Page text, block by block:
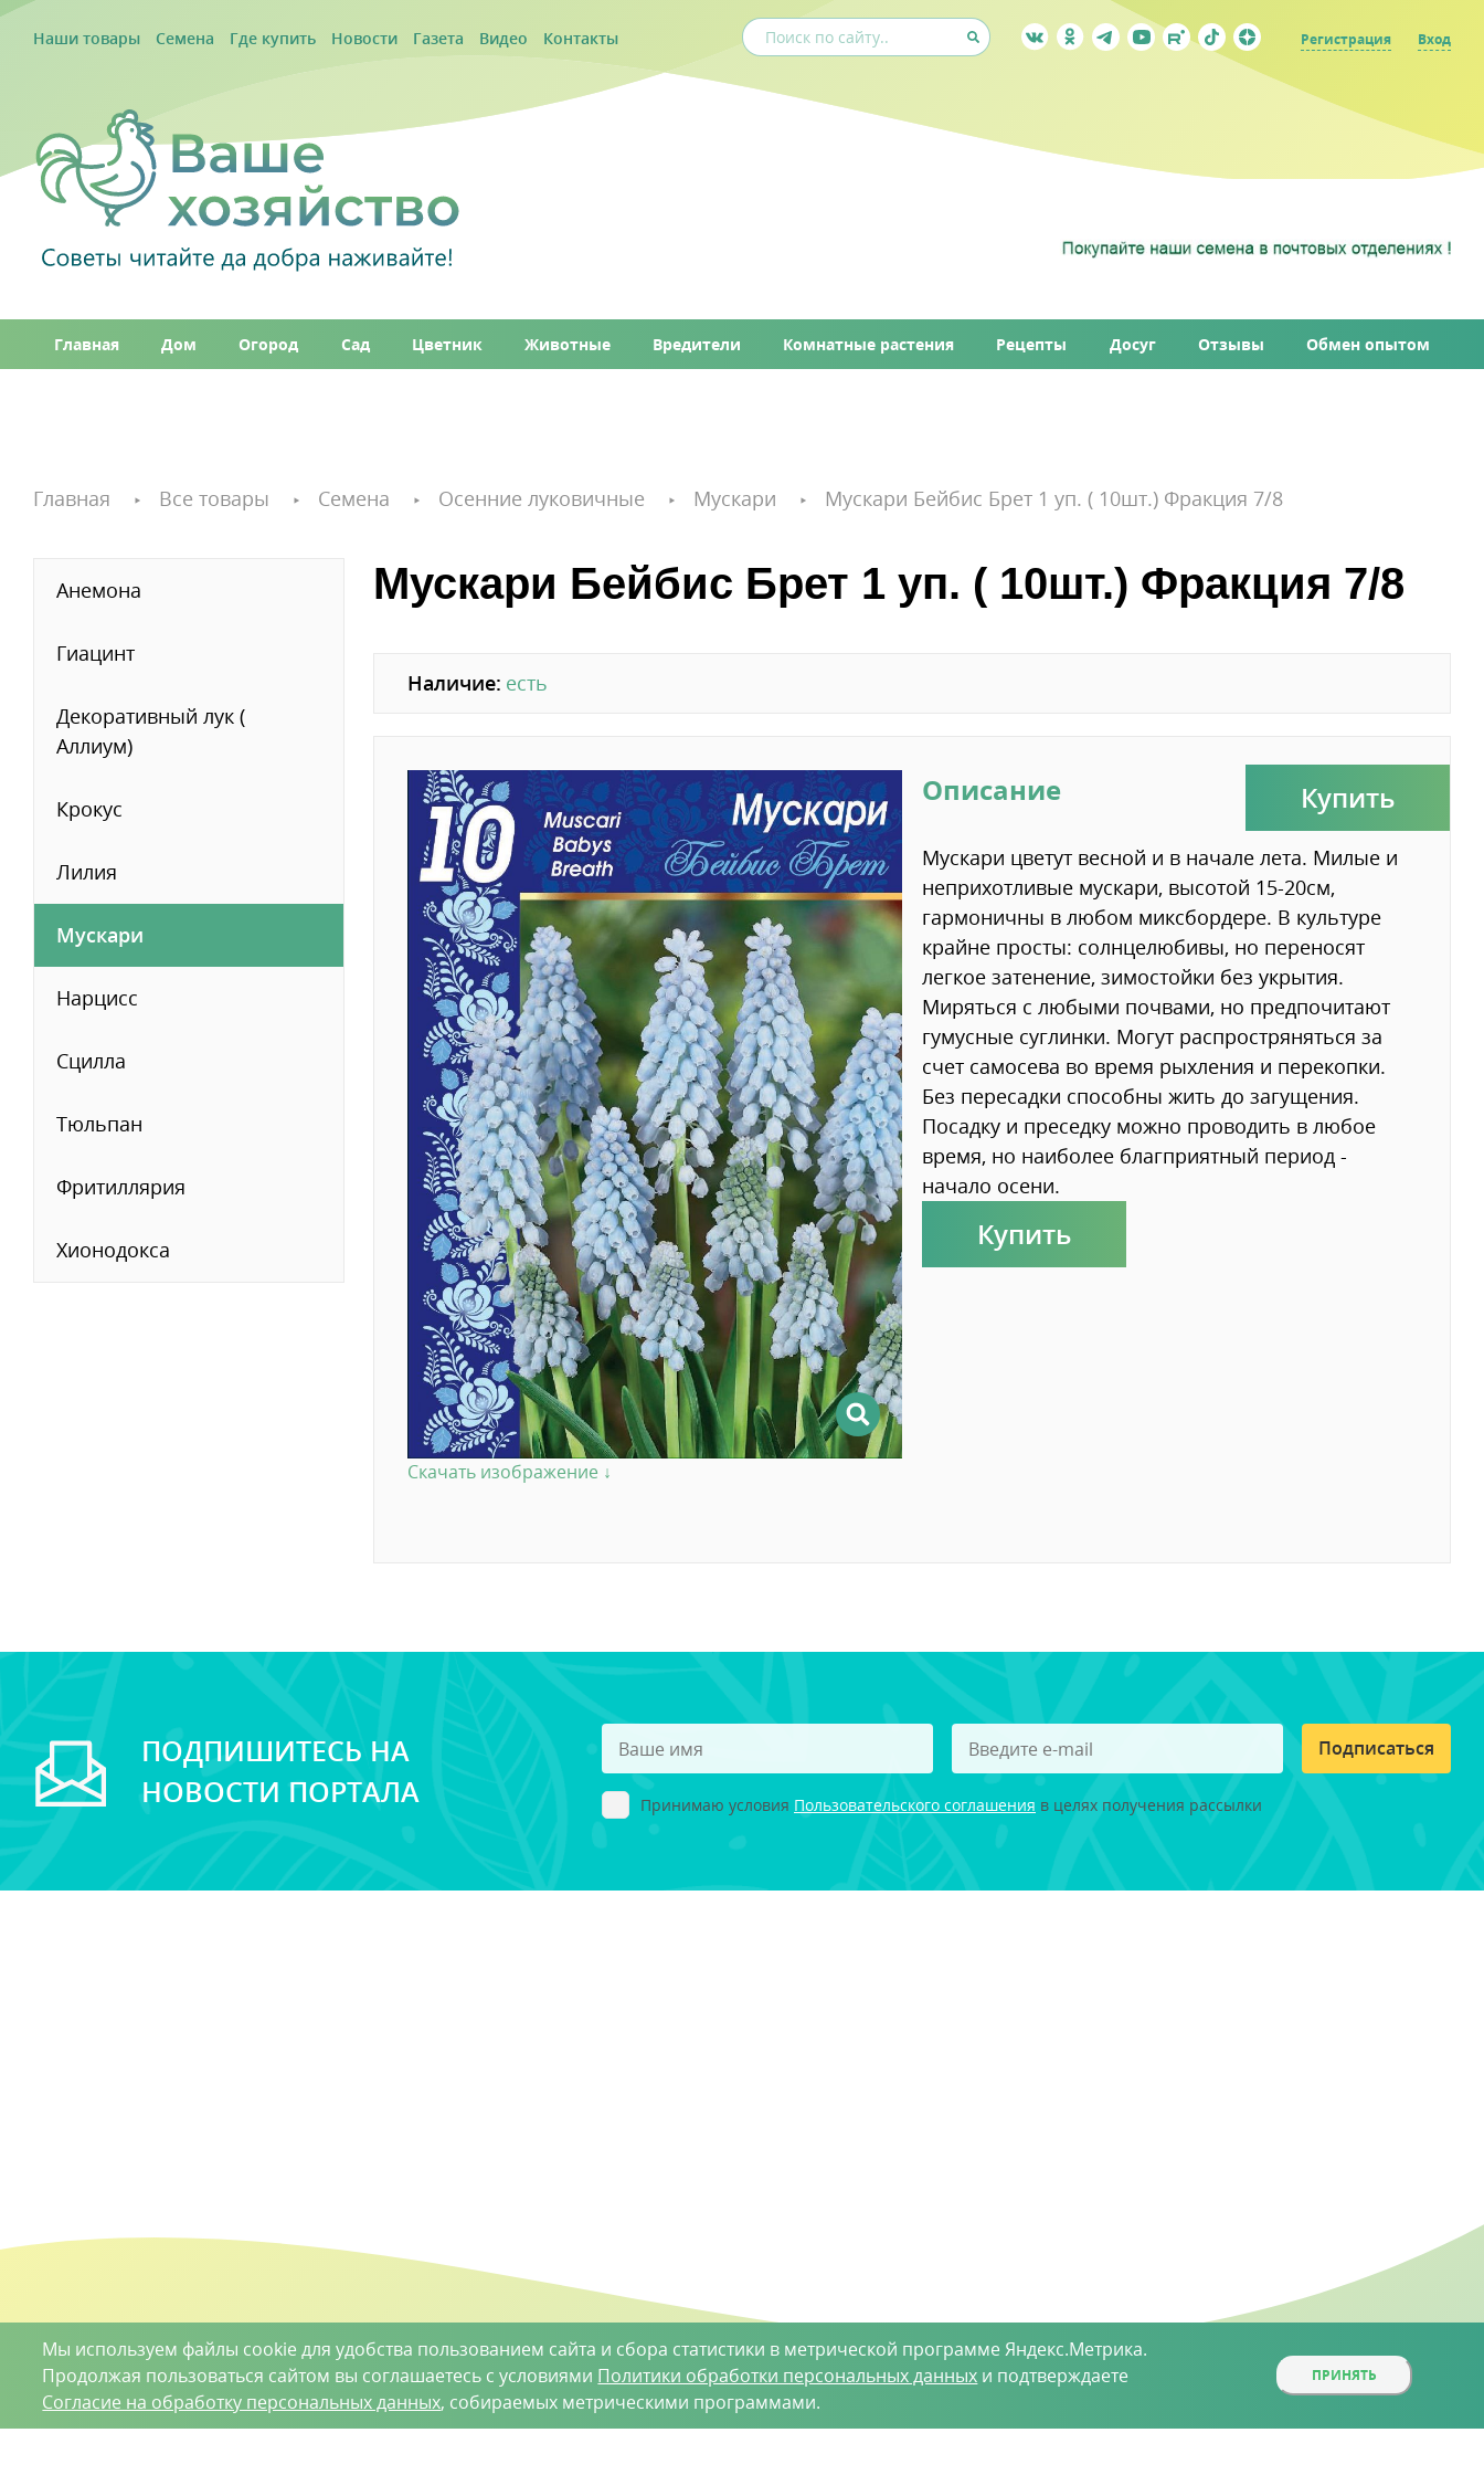
Наши товары Семена Где купить Новости Газета Видео Контакты Регистрация Вход
Главная Дом Огород Сад Цветник Животные Вредители Комнатные растения Рецепты Досуг Отзывы Обмен опытом
Главная Все товары Семена Осенние луковичные Мускари Мускари Бейбис Брет 1 уп. ( 10шт.) Фракция 7/8
Анемона
Гиацинт
Декоративный лук (
Аллиум)
Крокус
Лилия
Мускари
Нарцисс
Сцилла
Тюльпан
Фритиллярия
Хионодокса
Мускари Бейбис Брет 1 уп. ( 10шт.) Фракция 7/8
Наличие: есть
Скачать изображение ↓
Купить
Описание
Мускари цветут весной и в начале лета. Милые и
неприхотливые мускари, высотой 15-20см,
гармоничны в любом миксбордере. В культуре
крайне просты: солнцелюбивы, но переносят
легкое затенение, зимостойки без укрытия.
Миряться с любыми почвами, но предпочитают
гумусные суглинки. Могут распростряняться за
счет самосева во время рыхления и перекопки.
Без пересадки способны жить до загущения.
Посадку и преседку можно проводить в любое
время, но наиболее благприятный период -
начало осени.
Купить
ПОДПИШИТЕСЬ НА
НОВОСТИ ПОРТАЛА
Подписаться
Принимаю условия Пользовательского соглашения в целях получения рассылки
Мы используем файлы cookie для удобства пользованием сайта и сбора статистики в метрической программе Яндекс.Метрика.
Продолжая пользоваться сайтом вы соглашаетесь с условиями Политики обработки персональных данных и подтверждаете
Согласие на обработку персональных данных, собираемых метрическими программами.
ПРИНЯТЬ